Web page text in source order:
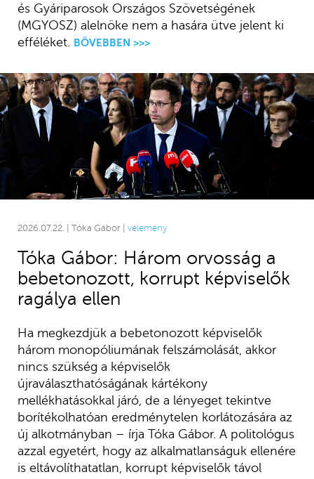
és Gyáriparosok Országos Szövetségének
(MGYOSZ) alelnöke nem a hasára ütve jelent ki
efféléket. BŐVEBBEN >>>
2026.07.22. | Tóka Gábor | vélemény
Tóka Gábor: Három orvosság a
bebetonozott, korrupt képviselők
ragálya ellen
Ha megkezdjük a bebetonozott képviselők
három monopóliumának felszámolását, akkor
nincs szükség a képviselők
újraválaszthatóságának kártékony
mellékhatásokkal járó, de a lényeget tekintve
borítékolhatóan eredménytelen korlátozására az
új alkotmányban – írja Tóka Gábor. A politológus
azzal egyetért, hogy az alkalmatlanságuk ellenére
is eltávolíthatatlan, korrupt képviselők távol